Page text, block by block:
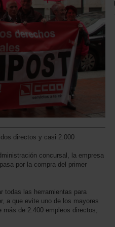
directos y casi 2.000
concursal, la empresa
por la compra del primer
todas las herramientas para
a que evite uno de los mayores
de 2.400 empleos directos,